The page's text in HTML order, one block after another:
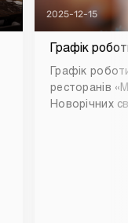
2025-12-15
Графік
Графік
ресторанів
Новорічних